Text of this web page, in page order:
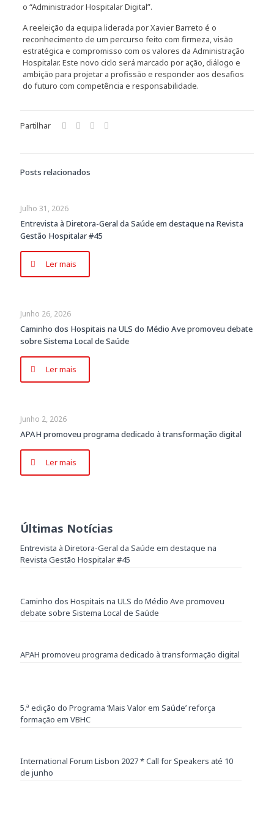
o “Administrador Hospitalar Digital”.
A reeleição da equipa liderada por Xavier Barreto é o
reconhecimento de um percurso feito com firmeza, visão
estratégica e compromisso com os valores da Administração
Hospitalar. Este novo ciclo será marcado por ação, diálogo e
ambição para projetar a profissão e responder aos desafios
do futuro com competência e responsabilidade.
Partilhar
Posts relacionados
Julho 31, 2026
Entrevista à Diretora-Geral da Saúde em destaque na Revista
Gestão Hospitalar #45
Ler mais
Junho 26, 2026
Caminho dos Hospitais na ULS do Médio Ave promoveu debate
sobre Sistema Local de Saúde
Ler mais
Junho 2, 2026
APAH promoveu programa dedicado à transformação digital
Ler mais
Últimas Notícias
Entrevista à Diretora-Geral da Saúde em destaque na
Revista Gestão Hospitalar #45
Caminho dos Hospitais na ULS do Médio Ave promoveu
debate sobre Sistema Local de Saúde
APAH promoveu programa dedicado à transformação digital
5.ª edição do Programa ‘Mais Valor em Saúde’ reforça
formação em VBHC
International Forum Lisbon 2027 * Call for Speakers até 10
de junho